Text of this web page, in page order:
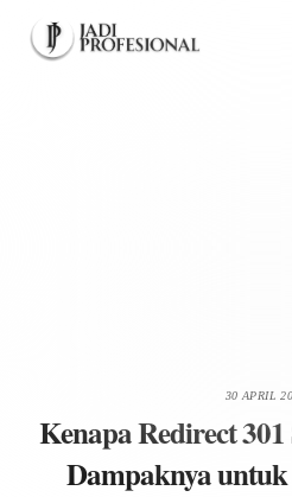
content
30 APRIL
Kenapa Redirect
Dampaknya